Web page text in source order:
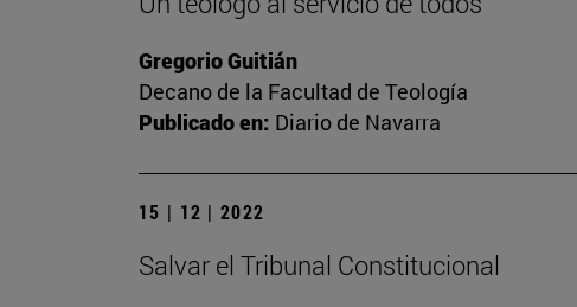
Gregorio Guitián
Decano de la Facultad de Teología
Publicado en: Diario de Navarra
15 | 12 | 2022
Salvar el Tribunal Constitucional